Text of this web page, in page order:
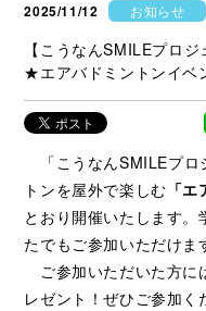
2025/11/12 お知らせ
【こうなんSMILEプロ
★エアバドミントンイベ
「こうなんSMILEプロ
トンを屋外で楽しむ 「
とおり開催いたします
たでもご参加いただけま
ご参加いただいた方に
レゼント！ぜひご参加く